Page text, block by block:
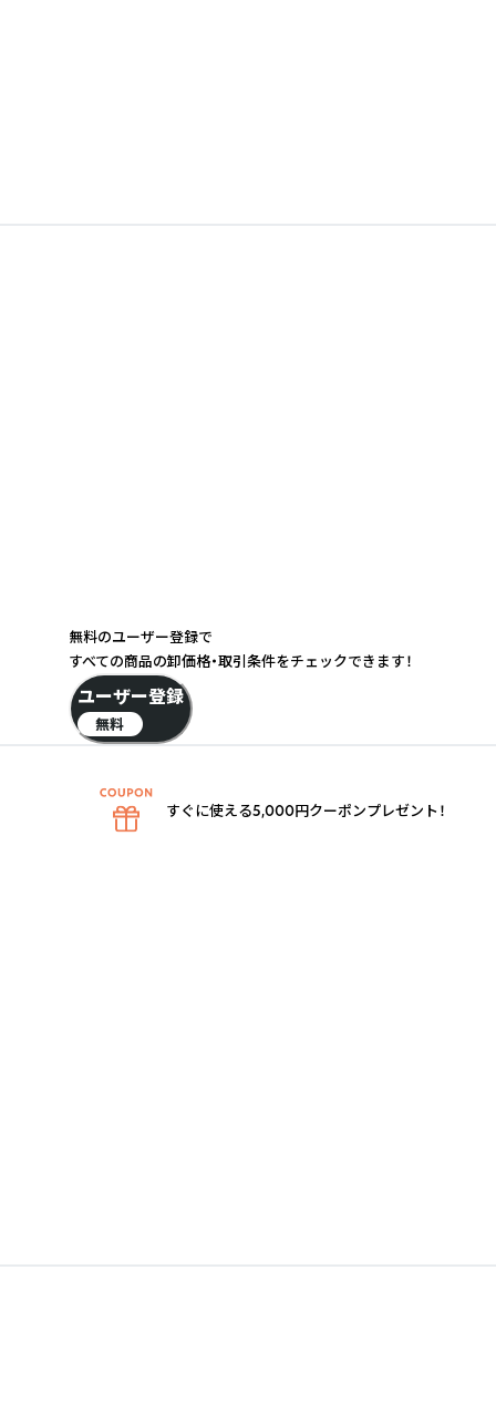
無料のユーザー登録で
すべての商品の卸価格・取引条件をチェックできます！
ユーザー登録
無料
すぐに使える5,000円クーポンプレゼント！